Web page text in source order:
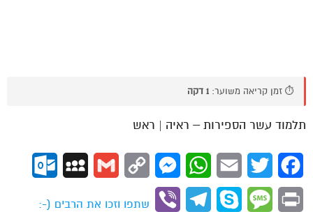
⏱️ זמן קריאה משוער: 1 דקה
תלמוד עשר הספירות – ראיה | ראש
Facebook
Twitter
Email
WhatsApp
Messenger
Copy
Gmail
MySpace
Print
Message
Skype
Telegram
Viber
שתפו וזכו את הרבים (-: